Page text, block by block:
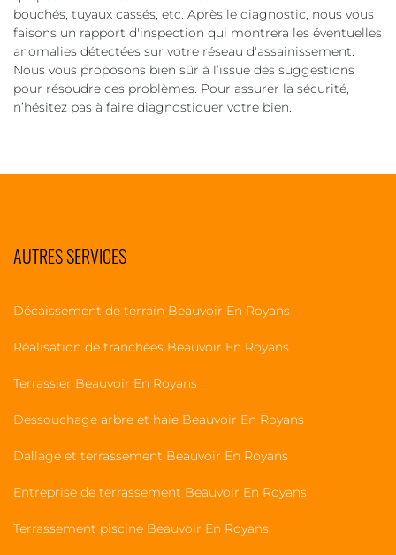
bouchés, tuyaux cassés, etc. Après le diagnostic, nous vous
faisons un rapport d'inspection qui montrera les éventuelles
anomalies détectées sur votre réseau d'assainissement.
Nous vous proposons bien sûr à l’issue des suggestions
pour résoudre ces problèmes. Pour assurer la sécurité,
n’hésitez pas à faire diagnostiquer votre bien.
AUTRES SERVICES
Décaissement de terrain Beauvoir En Royans
Réalisation de tranchées Beauvoir En Royans
Terrassier Beauvoir En Royans
Dessouchage arbre et haie Beauvoir En Royans
Dallage et terrassement Beauvoir En Royans
Entreprise de terrassement Beauvoir En Royans
Terrassement piscine Beauvoir En Royans